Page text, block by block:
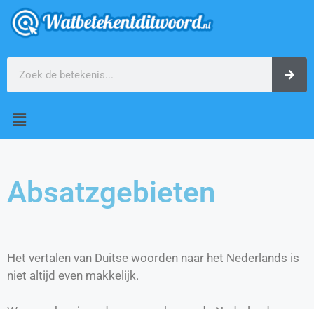
Absatzgebieten
Het vertalen van Duitse woorden naar het Nederlands is
niet altijd even makkelijk.